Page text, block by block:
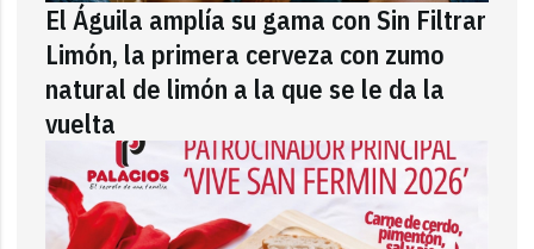
El Águila amplía su gama con Sin Filtrar
Limón, la primera cerveza con zumo
natural de limón a la que se le da la
vuelta